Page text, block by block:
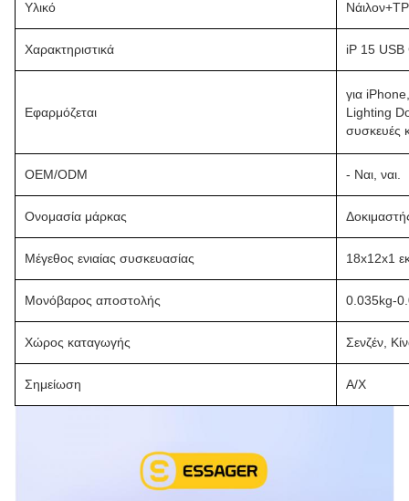
Υλικό
Χαρακτηριστικά iP 15 USB
Εφαρμόζεται
για
Lighting
συσκευές
OEM/ODM - Ναι, ναι.
Ονομασία μάρκας
Μέγεθος ενιαίας συσκευασίας 18x12x1
Μονόβαρος αποστολής 0.035kg-
Χώρος καταγωγής Σενζέν,
Σημείωση Α/Χ